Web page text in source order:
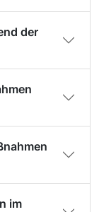
der
im